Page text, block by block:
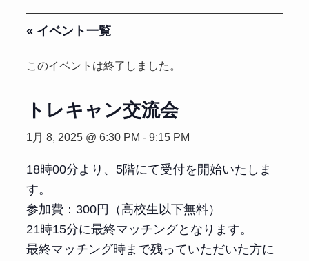
« イベント一覧
このイベントは終了しました。
トレキャン交流会
1月 8, 2025 @ 6:30 PM - 9:15 PM
18時00分より、5階にて受付を開始いたしま
す。
参加費：300円（高校生以下無料）
21時15分に最終マッチングとなります。
最終マッチング時まで残っていただいた方に